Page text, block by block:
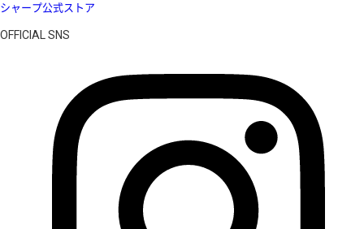
シャープ公式ストア
OFFICIAL SNS